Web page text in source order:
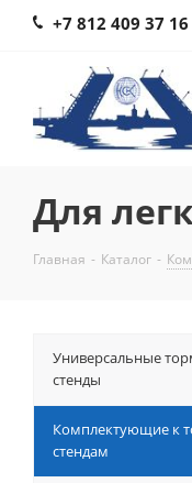
+7 812 409 37 16
Для
Главная - Каталог -
Универсальные
стенды
Комплектующие к
стендам